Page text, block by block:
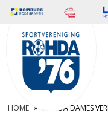
HOME » ROHDA DAMES